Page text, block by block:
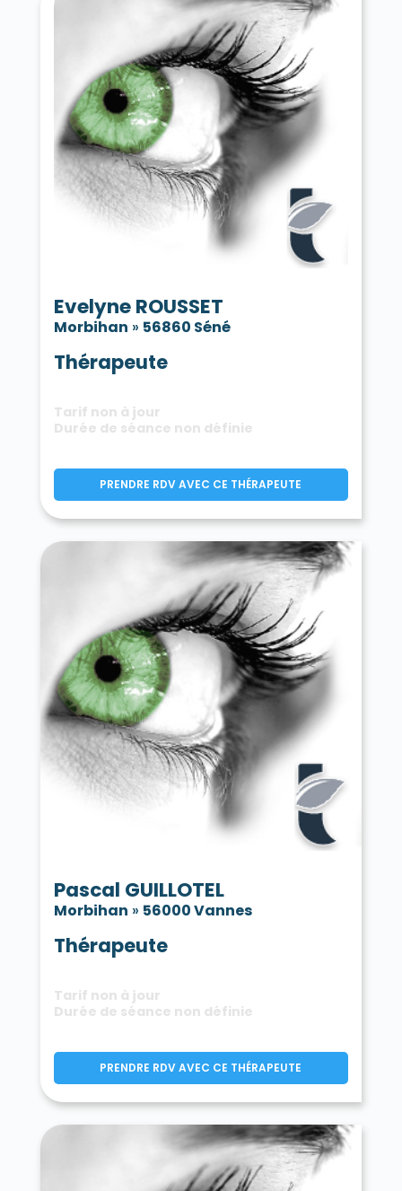
La Trinité-Porhoët 56490
La Trinité-sur-Mer 56470
La Trinité-Surzur 56190
Val d'Oust 56460
Val d'Oust 56800
Vannes 56000
La Vraie-Croix 56250
Evelyne ROUSSET
Morbihan » 56860 Séné
Thérapeute
Tarif non à jour
Durée de séance non définie
PRENDRE RDV AVEC CE THÉRAPEUTE
Pascal GUILLOTEL
Morbihan » 56000 Vannes
Thérapeute
Tarif non à jour
Durée de séance non définie
PRENDRE RDV AVEC CE THÉRAPEUTE